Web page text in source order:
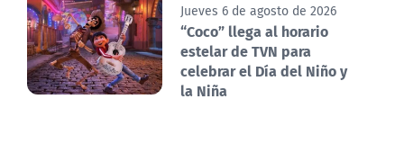
Jueves 6 de agosto de 2026
“Coco” llega al horario
estelar de TVN para
celebrar el Día del Niño y
la Niña